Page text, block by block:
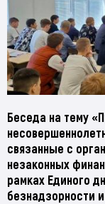
Беседа на тему
связанные с
незаконных
рамках Единого
безнадзорности